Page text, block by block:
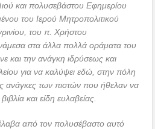
και πολυσεβάστου Εφημερίου
του Ιερού Μητροπολιτικού
του π. Χρήστου
στα άλλα πολλά οράματα του
και την ανάγκη ιδρύσεως και
για να καλύψει εδώ, στην πόλη
ανάγκες των πιστών που ήθελαν να
και είδη ευλαβείας.
από τον πολυσέβαστο αυτό